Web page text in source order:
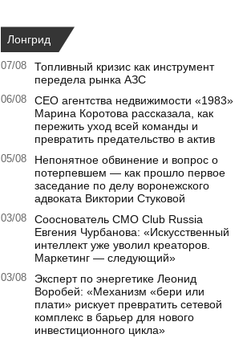
Лонгрид
07/08
Топливный кризис как инструмент
передела рынка АЗС
06/08
CEO агентства недвижимости «1983»
Марина Коротова рассказала, как
пережить уход всей команды и
превратить предательство в актив
05/08
Непонятное обвинение и вопрос о
потерпевшем — как прошло первое
заседание по делу воронежского
адвоката Виктории Стуковой
03/08
Сооснователь CMO Club Russia
Евгения Чурбанова: «Искусственный
интеллект уже уволил креаторов.
Маркетинг — следующий»
03/08
Эксперт по энергетике Леонид
Воробей: «Механизм «бери или
плати» рискует превратить сетевой
комплекс в барьер для нового
инвестиционного цикла»